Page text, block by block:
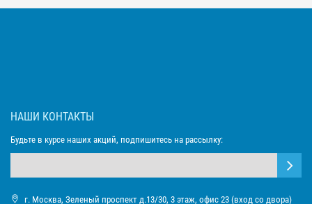
НАШИ КОНТАКТЫ
Будьте в курсе наших акций, подпишитесь на рассылку:
г. Москва, Зеленый проспект д.13/30, 3 этаж, офис 23 (вход со двора)